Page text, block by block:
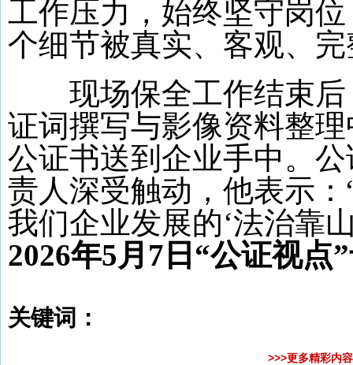
工作压力，始终坚守岗
个细节被真实、客观、
现场保全工作结束后
证词撰写与影像资料整
公证书送到企业手中。
责人深受触动，他表示
我们企业发展的‘法治靠
2026年5月 7 日“公证视点
关键词：
>>>更多精彩内